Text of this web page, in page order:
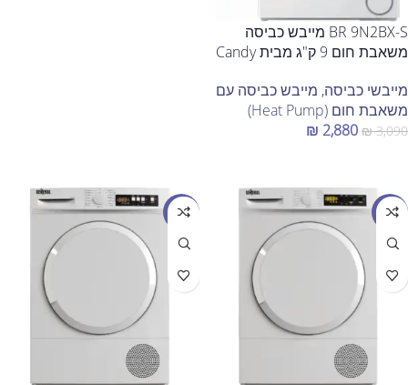
BR 9N2BX-S מייבש כביסה
משאבת חום 9 ק"ג מבית Candy
מייבשי כביסה, מייבש כביסה עם
משאבת חום (Heat Pump)
₪3,090
₪ 2,880
מבצע מבצע